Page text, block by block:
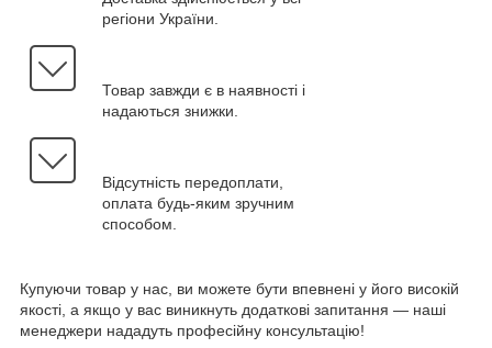
регіони України.
Товар завжди є в наявності і
надаються знижки.
Відсутність передоплати,
оплата будь-яким зручним
способом.
Купуючи товар у нас, ви можете бути впевнені у його високій
якості, а якщо у вас виникнуть додаткові запитання — наші
менеджери нададуть професійну консультацію!